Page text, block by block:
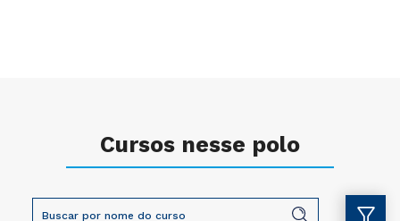
Cursos nesse polo